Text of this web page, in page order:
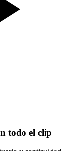
todo el clip